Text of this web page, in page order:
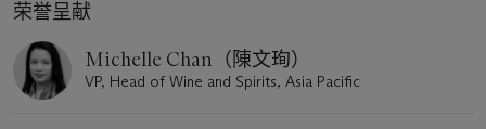
荣誉呈献
Michelle Chan（陳文珣）
VP, Head of Wine and Spirits, Asia Pacific